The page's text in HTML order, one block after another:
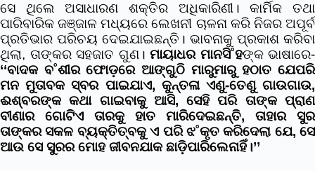
ସେ ଥିଲେ ଅସାଧାରଣ ଶକ୍ତିର ଅଧିକାରିଣୀ। କାର୍ମିକ ତଥା
ପାରିବାରିକ ଜଞ୍ଜାଳ ମଧ୍ୟରେ ଲେଖନୀ ଚାଳନା କରି ନିଜର ଅପୂର୍ବ
ପ୍ରତିଭାର ପରିଚୟ ଦେଇଯାଇଛନ୍ତି। ଭାବନାକୁ ପ୍ରକାଶ କରିବା
ଥିଲା, ତାଙ୍କର ସହଜାତ ଗୁଣ। ମାୟାଧର ମାନସି˚ହଙ୍କ ଭାଷାରେ-
‘‘ବାଦକ ବ˚ଶୀର ଫୋଡ଼ରେ ଆଙ୍ଗୁଠି ମାରୁମାରୁ ହଠାତ ଯେପରି
ମନ ମୁତାବକ ସ୍ବର ପାଇଯାଏ, କୁନ୍ତଳା ଏଣୁ-ତେଣୁ ଗାଉଗାଉ,
ଈଶ୍ବରଙ୍କ କଥା ଗାଇବାକୁ ଆସି, ସେହି ପରି ତାଙ୍କ ପ୍ରାଣ
ବୀଣାର ଗୋଟିଏ ତାରକୁ ହାତ ମାରିଦେଇଛନ୍ତି, ତାହାର ସୁର
ତାଙ୍କର ସକଳ ବ୍ୟକ୍ତିତ୍ବକୁ ଏ ପରି ଝ˚କୃତ କରିଦେଲା ଯେ, ସେ
ଆଉ ସେ ସୁରର ମୋହ ଜୀବନଯାକ ଛାଡ଼ିପାରିଲେନାହିଁ।’’